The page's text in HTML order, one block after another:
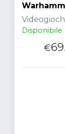
Disponibile
€